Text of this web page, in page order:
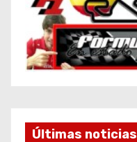
Últimas noticias